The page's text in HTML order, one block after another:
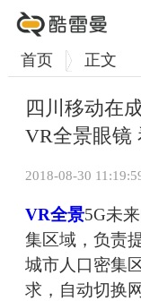
首页 正文
四川移动在
VR全景眼镜
2018-08-30
VR全景5G未
集区域，负责
城市人口密集
求，自动切换